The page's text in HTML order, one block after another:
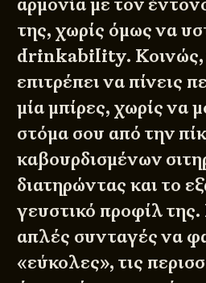
αρμονία με τον
της, χωρίς όμως να
drinkability. Κοινώς,
επιτρέπει να πίνεις
μία μπίρες, χωρίς να
στόμα σου από την
καβουρδισμένων
διατηρώντας και το
γευστικό προφίλ
απλές συνταγές να
«εύκολες», τις